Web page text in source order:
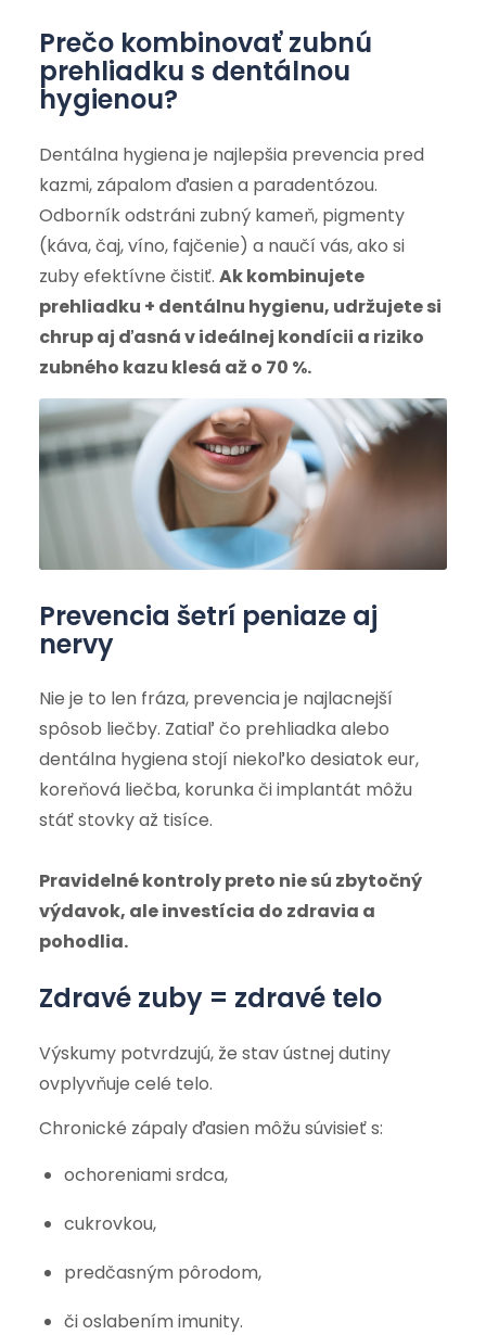
Prečo kombinovať zubnú
prehliadku s dentálnou
hygienou?
Dentálna hygiena je najlepšia prevencia pred
kazmi, zápalom ďasien a paradentózou.
Odborník odstráni zubný kameň, pigmenty
(káva, čaj, víno, fajčenie) a naučí vás, ako si
zuby efektívne čistiť. Ak kombinujete
prehliadku + dentálnu hygienu, udržujete si
chrup aj ďasná v ideálnej kondícii a riziko
zubného kazu klesá až o 70 %.
Prevencia šetrí peniaze aj
nervy
Nie je to len fráza, prevencia je najlacnejší
spôsob liečby. Zatiaľ čo prehliadka alebo
dentálna hygiena stojí niekoľko desiatok eur,
koreňová liečba, korunka či implantát môžu
stáť stovky až tisíce.
Pravidelné kontroly preto nie sú zbytočný
výdavok, ale investícia do zdravia a
pohodlia.
Zdravé zuby = zdravé telo
Výskumy potvrdzujú, že stav ústnej dutiny
ovplyvňuje celé telo.
Chronické zápaly ďasien môžu súvisieť s:
ochoreniami srdca,
cukrovkou,
predčasným pôrodom,
či oslabením imunity.